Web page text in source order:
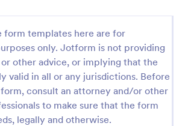
form templates here are for
only. Jotform is not providing
other advice, or implying that the
valid in all or any jurisdictions. Before
consult an attorney and/or other
to make sure that the form
legally and otherwise.